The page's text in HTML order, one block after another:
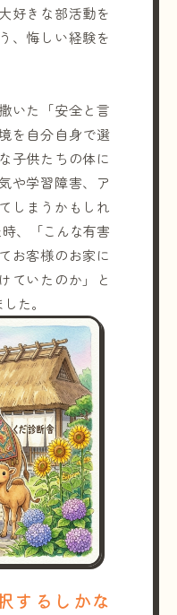
好きな部活動を
、悔しい経験を
いた「安全と言
を自分自身で選
子供たちの体に
や学習障害、ア
しまうかもしれ
、「こんな有害
お客様のお家に
ていたのか」と
た。
するしかな